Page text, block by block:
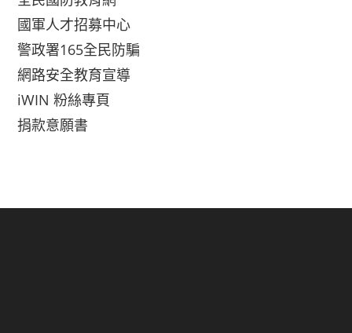
國軍人才招募中心
警政署165全民防騙
網路安全教育宣導
iWIN 粉絲專頁
捐款意願書